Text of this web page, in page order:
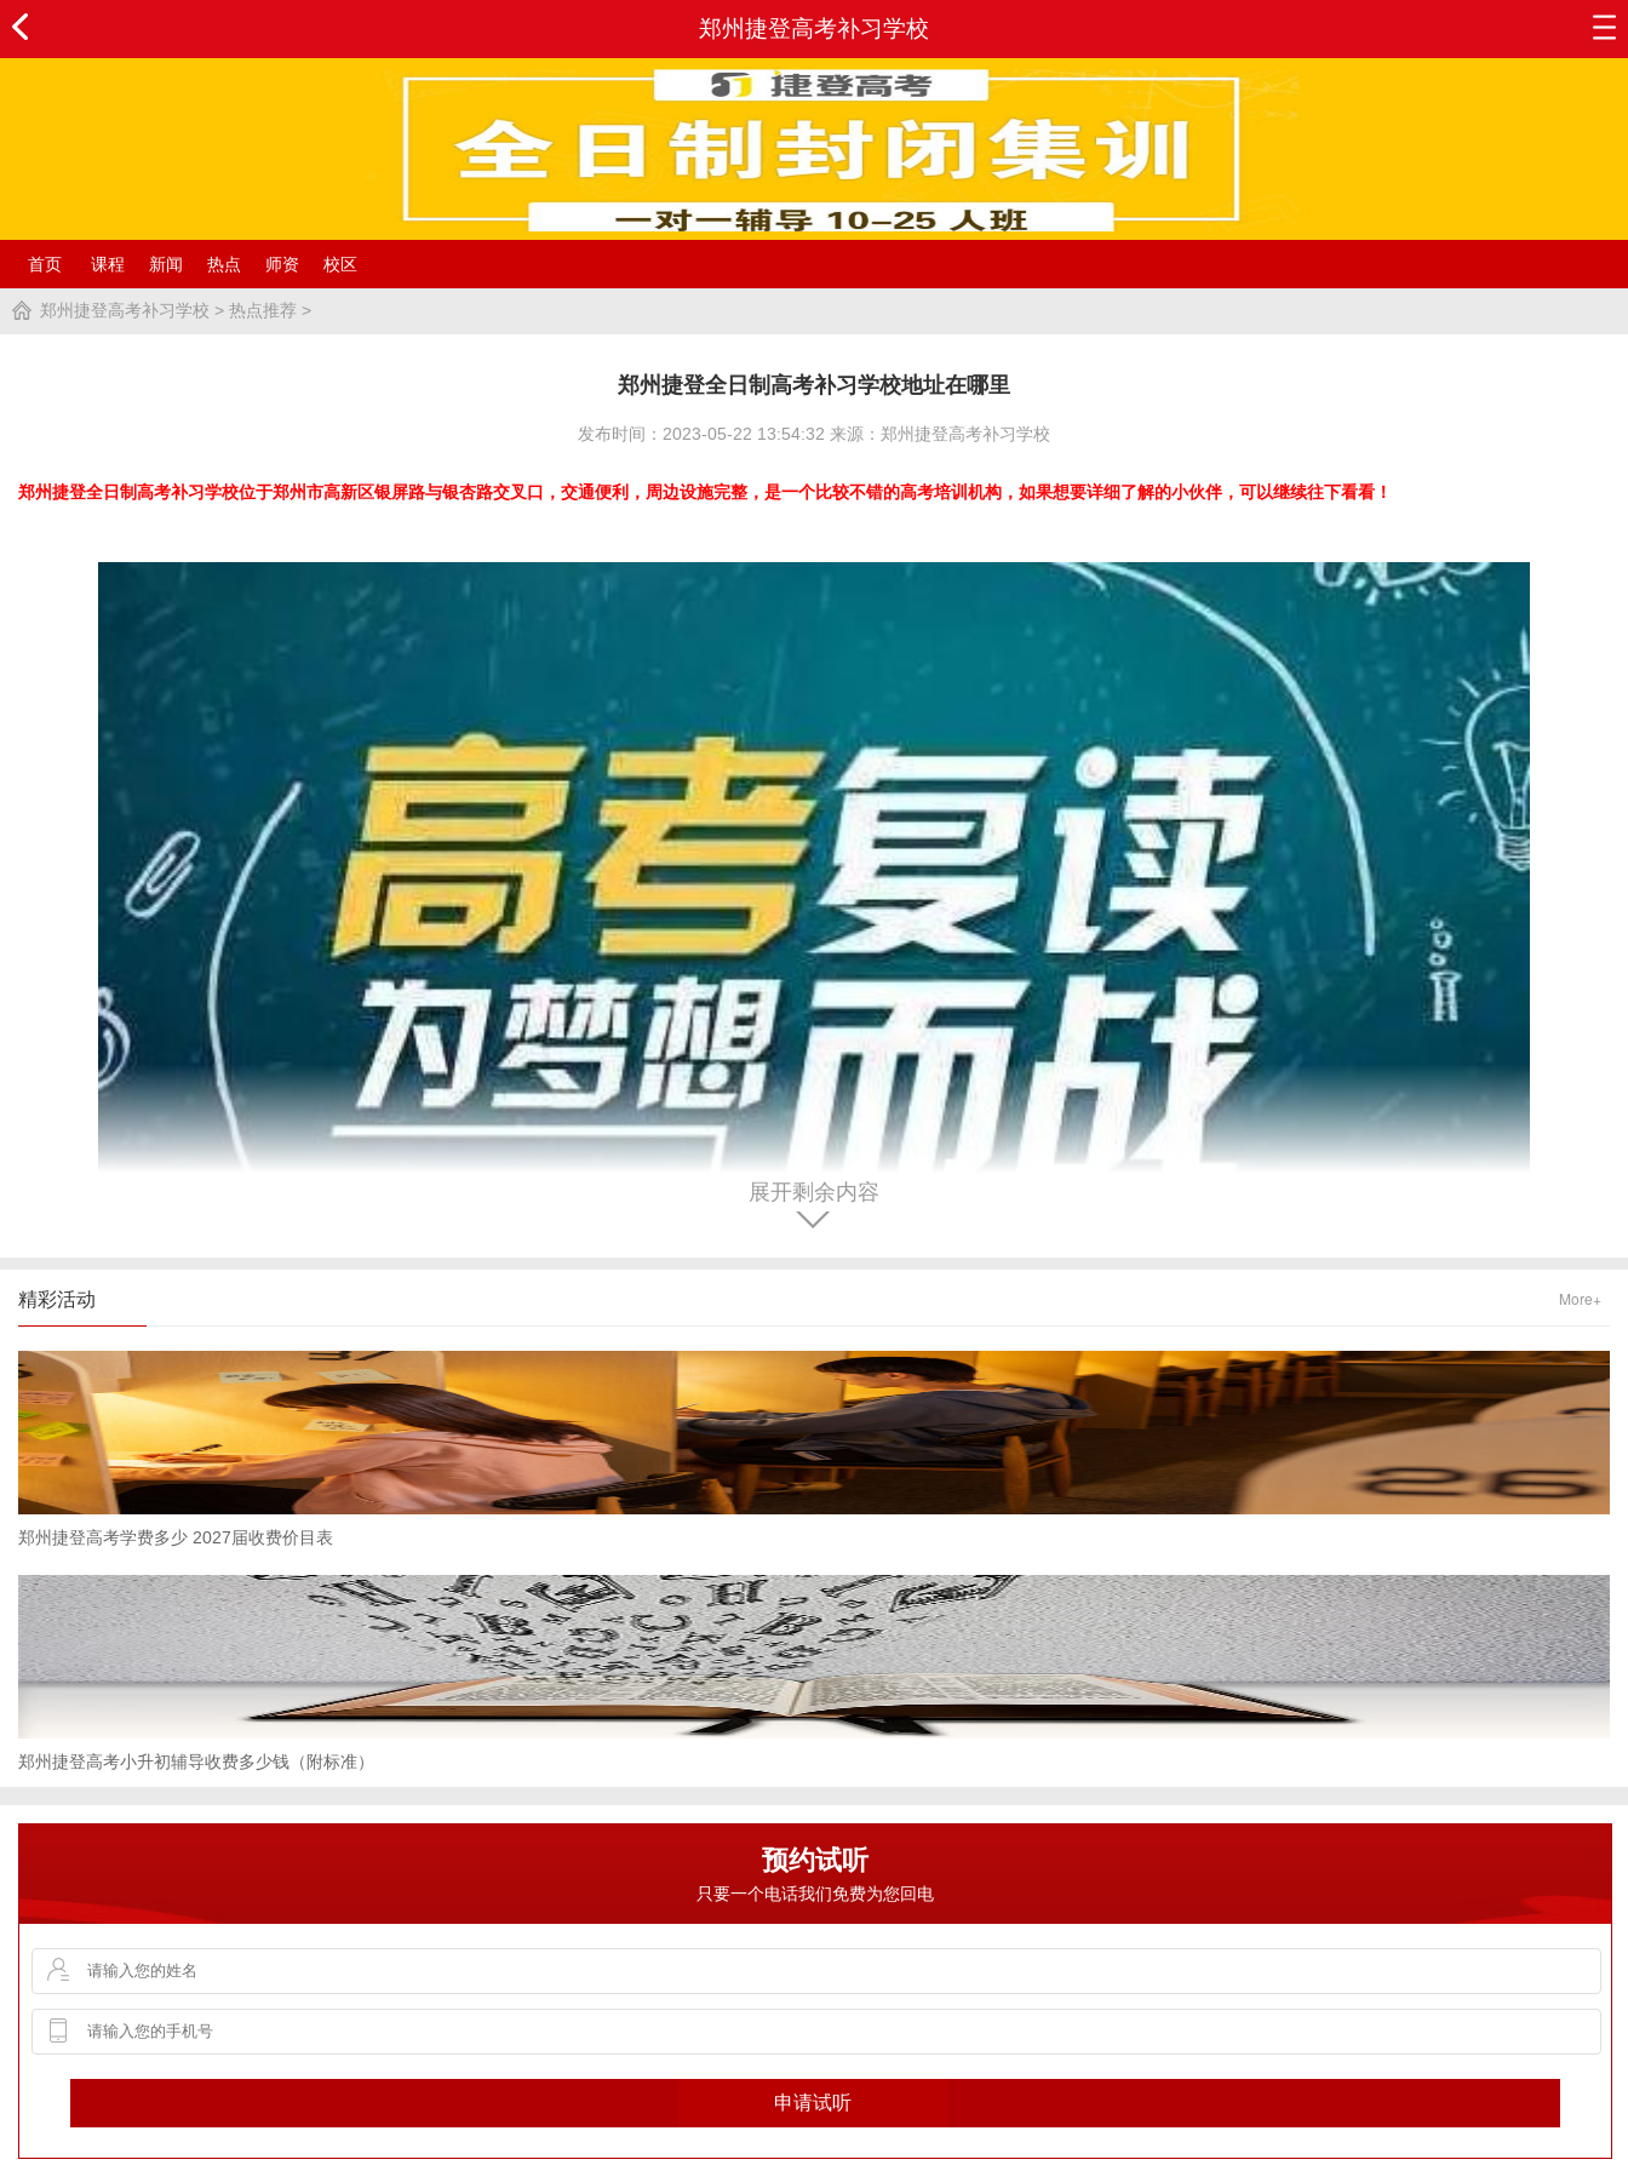
郑州捷登高考补习学校
首页 课程 新闻 热点 师资 校区
郑州捷登高考补习学校 > 热点推荐 >
郑州捷登全日制高考补习学校地址在哪里
发布时间：2023-05-22 13:54:32 来源：郑州捷登高考补习学校
郑州捷登全日制高考补习学校位于郑州市高新区银屏路与银杏路交叉口，交通便利，周边设施完整，是一个比较不错的高考培训机构，如果想要详细了解的小伙伴，可以继续往下看看！
郑州捷登全日制高考补习学校地址在哪里
郑州捷登全日制高考补习学校坐落于郑州市高新区银屏路与银杏路交叉口
，地处一片优美的校园环境中。这里的周边设施完备，为学员提供了便捷的出行条件。无论是乘坐郑州地铁、公交，还是开车前来，学员都
能轻松到达学校。
郑州捷登全日制高考补习学校致力于为学生提供卓越的高考美术培训服务，并将其提升到一个全新的高级水平。郑州捷登高考补习学校拥有一支富有经验和专业素养的教师团队，悉心指导学生，助力他们实现自己
的梦想。无论是美术基础知识的学习，还是创意表达和技巧培养，郑州捷登高考补习学校都采用最先进的教学方法和资源，确保学生能够全面提升自己的艺术水平。
展开剩余内容
精彩活动 More+
郑州捷登高考学费多少 2027届收费价目表
郑州捷登高考小升初辅导收费多少钱（附标准）
预约试听
只要一个电话我们免费为您回电